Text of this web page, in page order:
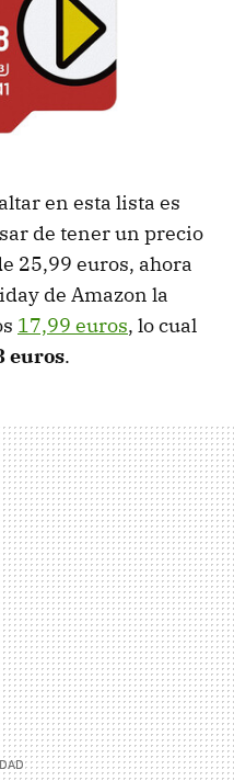
en esta lista es
de tener un precio
25,99 euros, ahora
de Amazon la
17,99 euros, lo cual
euros.